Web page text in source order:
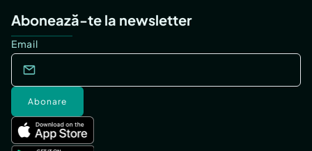
Abonează-te la newsletter
Email
Abonare